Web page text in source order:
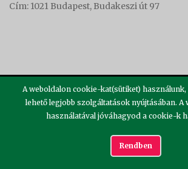
Cím: 1021 Budapest, Budakeszi út 97
Theme by
A weboldalon cookie-kat(sütiket)
lehető legjobb szolgáltatások nyújtásában. A
használatával jóváhagyod a cookie-k
Rendben